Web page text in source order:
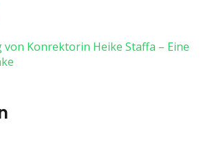
von Konrektorin Heike Staffa – Eine